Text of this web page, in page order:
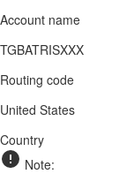
Account name
TGBATRISXXX
Routing code
United States
Country
Note: